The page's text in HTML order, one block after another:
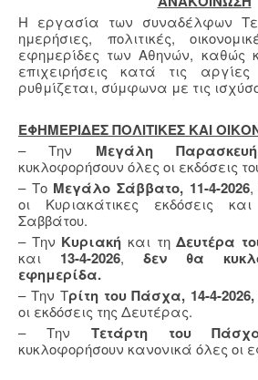
Η εργασία των συναδέλφων
ημερήσιες, πολιτικές,
εφημερίδες των Αθηνών, καθώς
επιχειρήσεις κατά τις
ρυθμίζεται, σύμφωνα με τις
ΕΦΗΜΕΡΙΔΕΣ ΠΟΛΙΤΙΚΕΣ ΚΑΙ
– Την Μεγάλη
κυκλοφορήσουν όλες οι εκδόσεις
– ΤοΜεγάλο Σάββατο, 11-4-2026,
οι Κυριακάτικες εκδόσεις
Σαββάτου.
– Την Κυριακή και τηΔευτέρα
και 13-4-2026, δεν θα
εφημερίδα.
– Την Τρίτη του Πάσχα, 14-4-2026,
οι εκδόσεις της Δευτέρας.
– Την Τετάρτη του
κυκλοφορήσουν κανονικά όλες οι